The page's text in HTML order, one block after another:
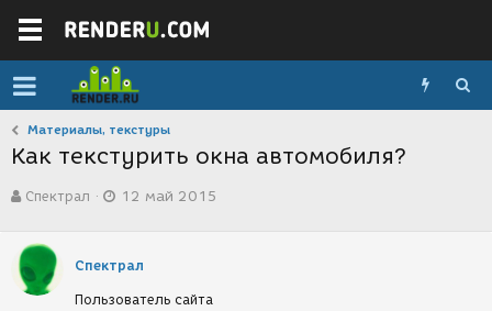
Материалы, текстуры
Как текстурить окна автомобиля?
в
о
т
е
Спектрал
а
с
з
12 май 2015
Спектрал
Пользователь сайта